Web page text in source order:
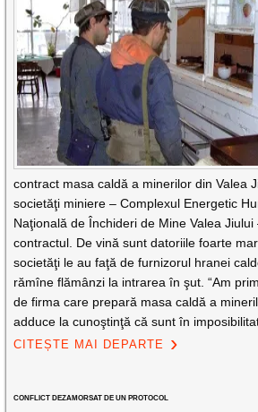
contract masa caldă a minerilor din Valea
societăţi miniere – Complexul Energetic
Naţională de Închideri de Mine Valea Jiului
contractul. De vină sunt datoriile foarte
societăţi le au faţă de furnizorul hranei
rămîne flămânzi la intrarea în şut. “Am
de firma care prepară masa caldă a
adduce la cunoştinţă că sunt în
CITEȘTE MAI DEPARTE
CONFLICT DEZAMORSAT DE UN PROTOCOL